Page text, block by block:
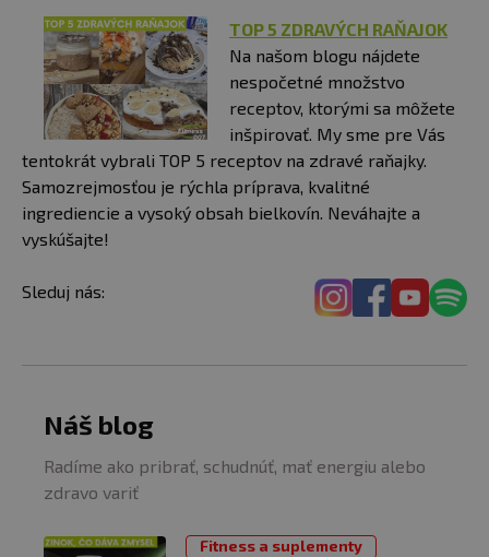
TOP 5 ZDRAVÝCH RAŇAJOK
Na našom blogu nájdete
nespočetné množstvo
receptov, ktorými sa môžete
inšpirovať. My sme pre Vás
tentokrát vybrali TOP 5 receptov na zdravé raňajky.
Samozrejmosťou je rýchla príprava, kvalitné
ingrediencie a vysoký obsah bielkovín. Neváhajte a
vyskúšajte!
Sleduj nás:
Náš blog
Radíme ako pribrať, schudnúť, mať energiu alebo
zdravo variť
Fitness a suplementy